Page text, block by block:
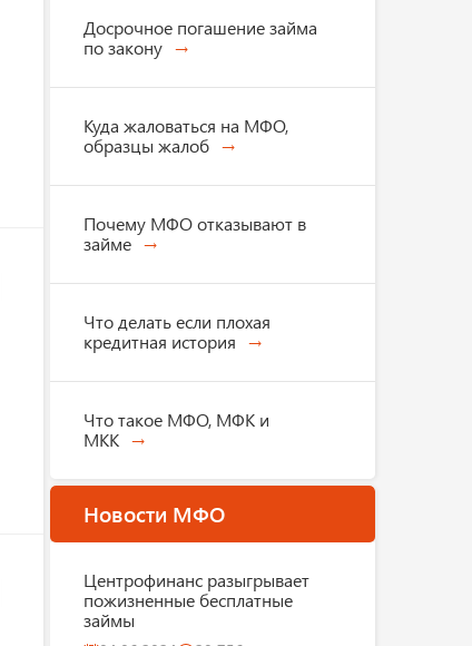
Досрочное погашение займа
по закону
Куда жаловаться на МФО,
образцы жалоб
Почему МФО отказывают в
займе
Что делать если плохая
кредитная история
Что такое МФО, МФК и
МКК
Новости МФО
Центрофинанс разыгрывает
пожизненные бесплатные
займы